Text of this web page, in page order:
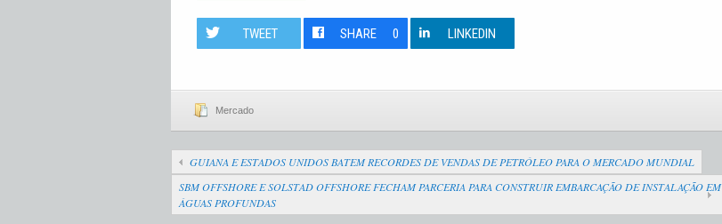
TWEET SHARE 0 LINKEDIN
Mercado
GUIANA E ESTADOS UNIDOS BATEM RECORDES DE VENDAS DE PETRÓLEO PARA O MERCADO MUNDIAL
SBM OFFSHORE E SOLSTAD OFFSHORE FECHAM PARCERIA PARA CONSTRUIR EMBARCAÇÃO DE INSTALAÇÃO EM
ÁGUAS PROFUNDAS